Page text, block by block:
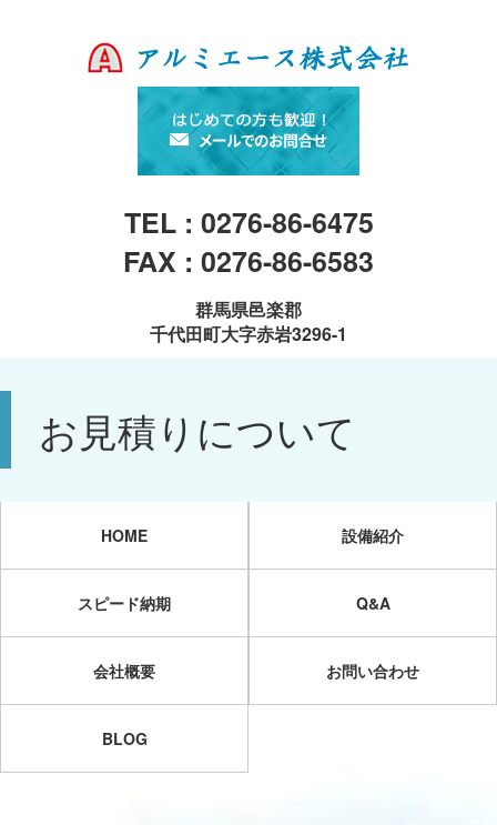
TEL : 0276-86-6475
FAX : 0276-86-6583
群馬県邑楽郡
千代田町大字赤岩3296-1
お見積りについて
HOME 設備紹介
スピード納期 Q&A
会社概要 お問い合わせ
BLOG